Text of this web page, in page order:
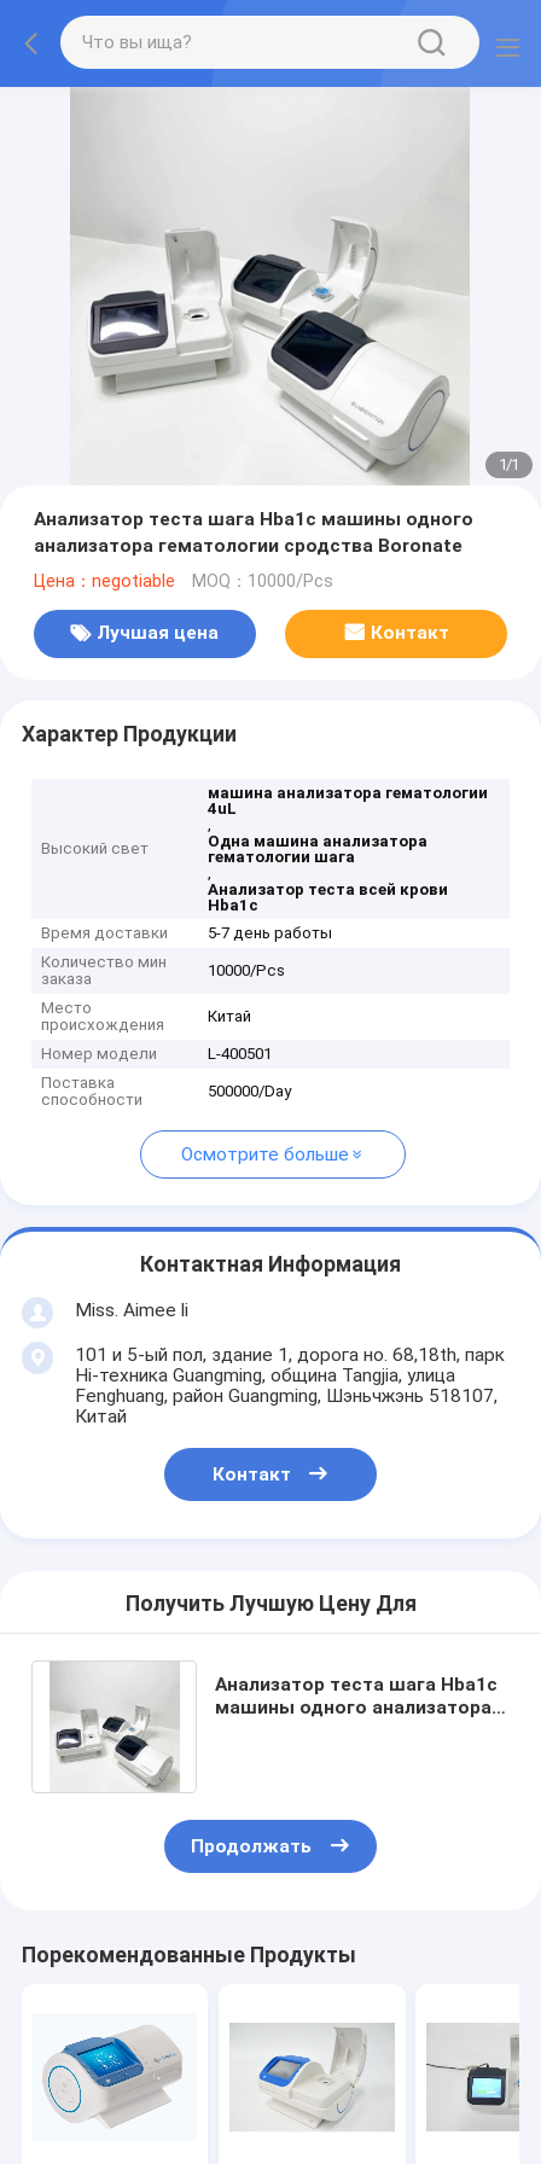
1/1
Анализатор теста шага Hba1c машины одного
анализатора гематологии сродства Boronate
Цена：negotiable MOQ：10000/Pcs
Лучшая цена Контакт
Характер Продукции
Высокий свет
машина анализатора гематологии
4uL
,
Одна машина анализатора
гематологии шага
,
Анализатор теста всей крови
Hba1c
Время доставки
5-7 день работы
Количество мин
заказа
10000/Pcs
Место
происхождения
Китай
Номер модели
L-400501
Поставка
способности
500000/Day
Осмотрите больше
Контактная Информация
Miss. Aimee li
101 и 5-ый пол, здание 1, дорога но. 68,18th, парк
Hi-техника Guangming, община Tangjia, улица
Fenghuang, район Guangming, Шэньчжэнь 518107,
Китай
Контакт
Получить Лучшую Цену Для
Анализатор теста шага Hba1c
машины одного анализатора
Продолжать
Порекомендованные Продукты